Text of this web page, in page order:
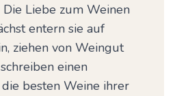
Liebe zum Weinen
entern sie auf
ziehen von Weingut
einen
besten Weine ihrer